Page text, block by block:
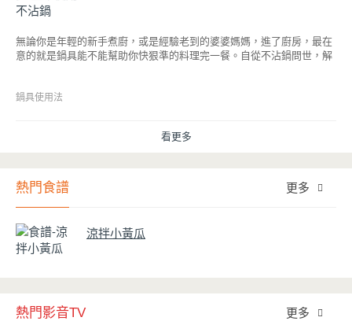
無論你是年輕的新手煮廚，或是經驗老到的婆婆媽媽，進了廚房，最在
意的就是鍋具能不能幫助你快狠準的料理完一餐。自從不沾鍋問世，解
因此金鑽不沾系列的鍋具，更年年穩居銷售排行榜的前幾名。然而如何
鍋具使用法
看更多
熱門食譜 更多
涼拌小黃瓜
熱門影音TV 更多